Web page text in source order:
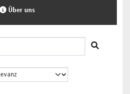
Über uns